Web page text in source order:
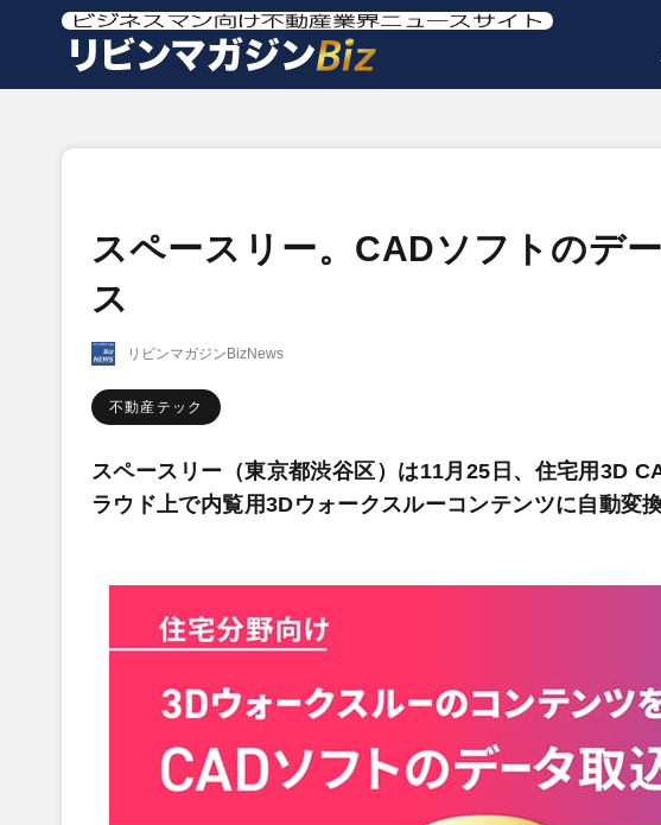
スペースリー。CADソフトのデ
ス
リビンマガジンBizNews
不動産テック
スペースリー（東京都渋谷区）は11月25日、住宅用3D
ラウド上で内覧用3Dウォークスルーコンテンツに自動変